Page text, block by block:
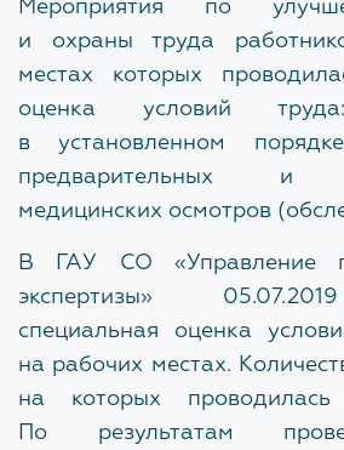
Главный инженер
Якимова Екатерина Сергеевна
Заместитель начальника
Пассек Наталья Валерьевна
Заместитель начальника
Снежинская Мария Андреевна
ЗАКРЫТЬ
ОБ УЧРЕЖДЕНИИ
История
Награды
Галерея объектов
Закупки
Наблюдательный совет
Мероприятия по
и охраны труда
местах которых
оценка условий
в установленном
предварительных и
медицинских осмотров
В ГАУ СО «Управление
экспертизы»
специальная оценка
на рабочих местах.
на которых
По результатам